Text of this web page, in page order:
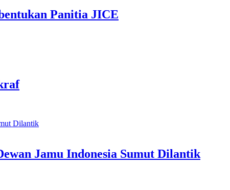
Panitia JICE
Jamu Indonesia Sumut Dilantik